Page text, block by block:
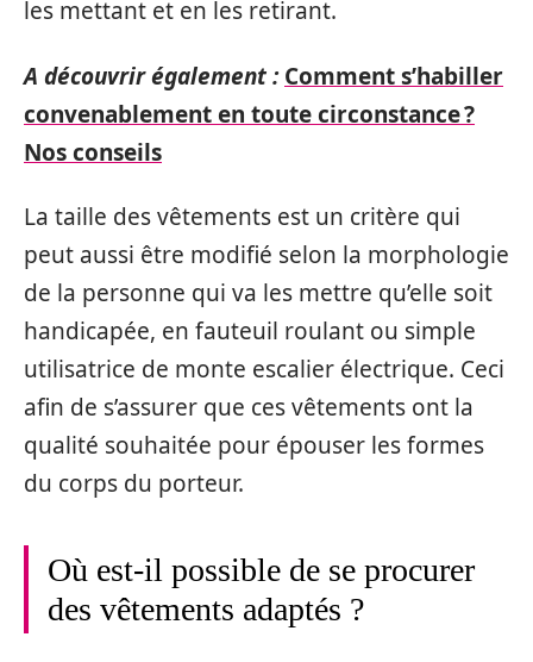
les mettant et en les retirant.
A découvrir également : Comment s’habiller
convenablement en toute circonstance ?
Nos conseils
La taille des vêtements est un critère qui
peut aussi être modifié selon la morphologie
de la personne qui va les mettre qu’elle soit
handicapée, en fauteuil roulant ou simple
utilisatrice de monte escalier électrique. Ceci
afin de s’assurer que ces vêtements ont la
qualité souhaitée pour épouser les formes
du corps du porteur.
Où est-il possible de se procurer
des vêtements adaptés ?